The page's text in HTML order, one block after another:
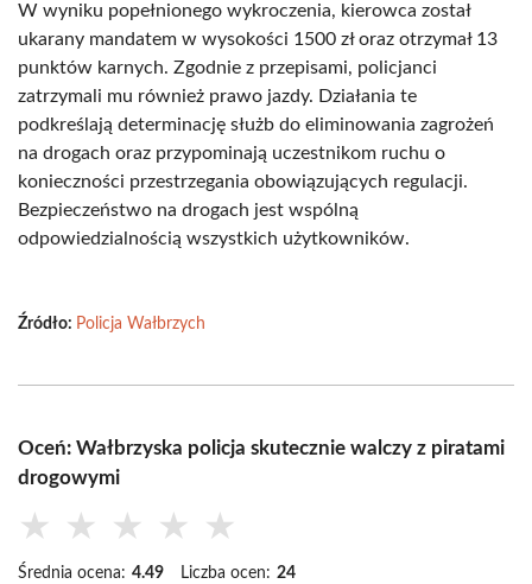
W wyniku popełnionego wykroczenia, kierowca został
ukarany mandatem w wysokości 1500 zł oraz otrzymał 13
punktów karnych. Zgodnie z przepisami, policjanci
zatrzymali mu również prawo jazdy. Działania te
podkreślają determinację służb do eliminowania zagrożeń
na drogach oraz przypominają uczestnikom ruchu o
konieczności przestrzegania obowiązujących regulacji.
Bezpieczeństwo na drogach jest wspólną
odpowiedzialnością wszystkich użytkowników.
Źródło: Policja Wałbrzych
Oceń: Wałbrzyska policja skutecznie walczy z piratami
drogowymi
★ ★ ★ ★ ★
Średnia ocena: 4.49 Liczba ocen: 24